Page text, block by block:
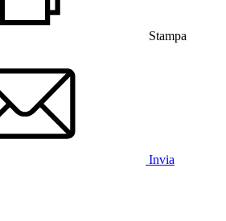
Stampa
Invia